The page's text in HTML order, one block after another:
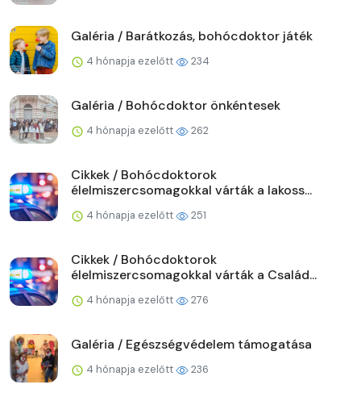
Galéria / Barátkozás, bohócdoktor játék
4 hónapja ezelőtt 234
Galéria / Bohócdoktor önkéntesek
4 hónapja ezelőtt 262
Cikkek / Bohócdoktorok
élelmiszercsomagokkal várták a lakoss...
4 hónapja ezelőtt 251
Cikkek / Bohócdoktorok
élelmiszercsomagokkal várták a Család...
4 hónapja ezelőtt 276
Galéria / Egészségvédelem támogatása
4 hónapja ezelőtt 236